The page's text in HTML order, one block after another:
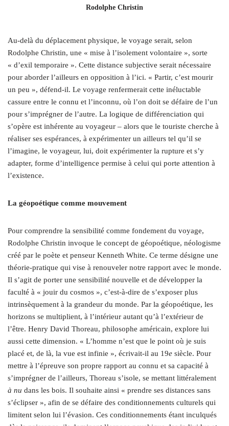
Rodolphe Christin
Au-delà du déplacement physique, le voyage serait, selon
Rodolphe Christin, une « mise à l’isolement volontaire », sorte
« d’exil temporaire ». Cette distance subjective serait nécessaire
pour aborder l’ailleurs en opposition à l’ici. « Partir, c’est mourir
un peu », défend-il. Le voyage renfermerait cette inéluctable
cassure entre le connu et l’inconnu, où l’on doit se défaire de l’un
pour s’imprégner de l’autre. La logique de différenciation qui
s’opère est inhérente au voyageur – alors que le touriste cherche à
réaliser ses espérances, à expérimenter un ailleurs tel qu’il se
l’imagine, le voyageur, lui, doit expérimenter la rupture et s’y
adapter, forme d’intelligence permise à celui qui porte attention à
l’existence.
La géopoétique comme mouvement
Pour comprendre la sensibilité comme fondement du voyage,
Rodolphe Christin invoque le concept de géopoétique, néologisme
créé par le poète et penseur Kenneth White. Ce terme désigne une
théorie-pratique qui vise à renouveler notre rapport avec le monde.
Il s’agit de porter une sensibilité nouvelle et de développer la
faculté à « jouir du cosmos », c’est-à-dire de s’exposer plus
intrinsèquement à la grandeur du monde. Par la géopoétique, les
horizons se multiplient, à l’intérieur autant qu’à l’extérieur de
l’être. Henry David Thoreau, philosophe américain, explore lui
aussi cette dimension. « L’homme n’est que le point où je suis
placé et, de là, la vue est infinie », écrivait-il au 19e siècle. Pour
mettre à l’épreuve son propre rapport au connu et sa capacité à
s’imprégner de l’ailleurs, Thoreau s’isole, se mettant littéralement
à nu dans les bois. Il souhaite ainsi « prendre ses distances sans
s’éclipser », afin de se défaire des conditionnements culturels qui
limitent selon lui l’évasion. Ces conditionnements étant inculqués